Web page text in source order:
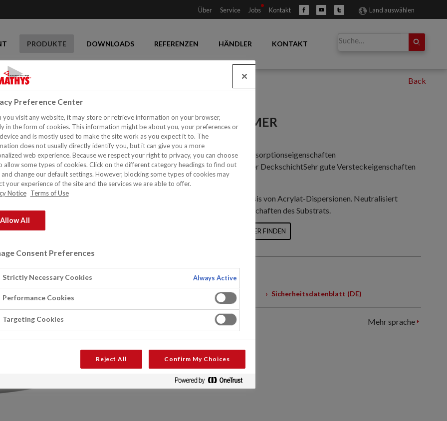
Land auswählen
Über Service Jobs Kontakt
PRODUKTE DOWNLOADS REFERENZEN HÄNDLER KONTAKT
PARACEM®DECO PRIMER
Reduziert die Absorption
Neutralisiert Unterschiede in den Absorptionseigenschaften
Verhindert Unterschiede im Glanz der DeckschichtSehr gute Versteckeigenschaften
Verbessert die Decklackhaftung
Wasserbasierende Grundierung auf Basis von Acrylat-Dispersionen. Neutralisiert
Unterschiede in den Absorptionseigenschaften des Substrats.
HÄNDLER FINDEN
Produktdatenblätter (DE) Sicherheitsdatenblatt (DE)
Mehr sprache
Preference Center
you visit any website, it may store or retrieve information on your browser,
in the form of cookies. This information might be about you, your preferences or
and is mostly used to make the site work as you expect it to. The
does not usually directly identify you, but it can give you a more
web experience. Because we respect your right to privacy, you can choose
allow some types of cookies. Click on the different category headings to find out
change our default settings. However, blocking some types of cookies may
your experience of the site and the services we are able to offer.
Notice Terms of Use
Allow All
Consent Preferences
Strictly Necessary Cookies Always Active
Performance Cookies
Targeting Cookies
Reject All Confirm My Choices